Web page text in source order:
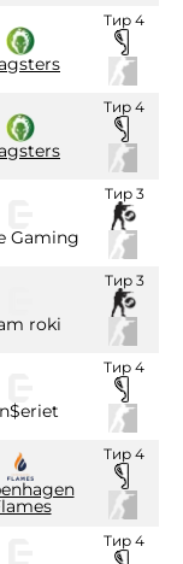
Тир 4
Тир 4
Gaming
Тир 3
roki
Тир 3
Тир 4
Тир 4
Тир 4